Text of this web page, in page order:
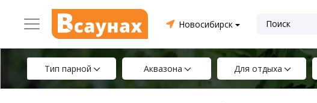
Новосибирск
Тип парной Аквазона Для отдыха